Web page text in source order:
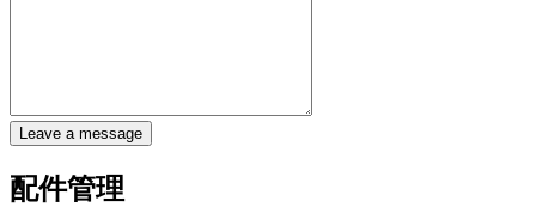
Leave a message
配件管理